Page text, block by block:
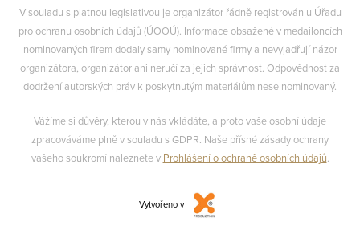
V souladu s platnou legislativou je organizátor řádně registrován u Úřadu
pro ochranu osobních údajů (ÚOOÚ). Informace obsažené v medailoncích
nominovaných firem dodaly samy nominované firmy a nevyjadřují názor
organizátora, organizátor ani neručí za jejich správnost. Odpovědnost za
dodržení autorských práv k poskytnutým materiálům nese nominovaný.
Vážíme si důvěry, kterou v nás vkládáte, a proto vaše osobní údaje
zpracováváme plně v souladu s GDPR. Naše přísné zásady ochrany
vašeho soukromí naleznete v Prohlášení o ochraně osobních údajů.
Vytvořeno v